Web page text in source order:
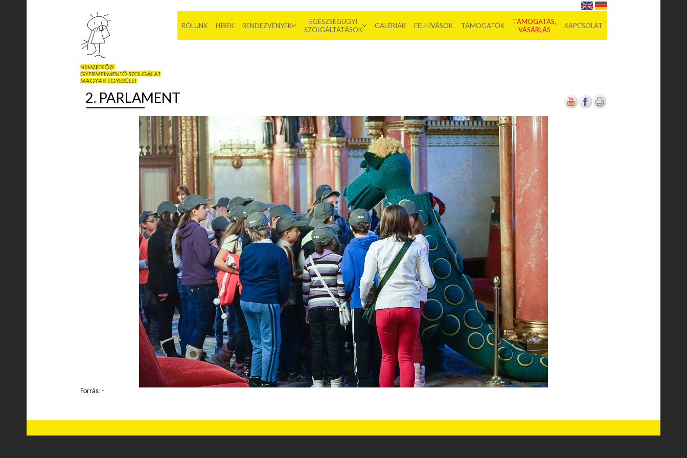
RÓLUNK HÍREK RENDEZVÉNYEK
EGÉSZSÉGÜGYI
SZOLGÁLTATÁSOK
GALÉRIÁK FELHÍVÁSOK TÁMOGATÓK
TÁMOGATÁS,
VÁSÁRLÁS
KAPCSOLAT
2. PARLAMENT
Forrás: -